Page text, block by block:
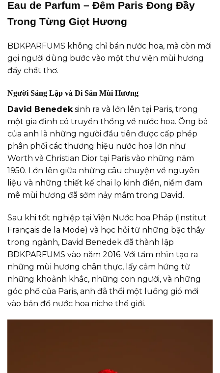
Eau de Parfum – Đêm Paris Đong Đầy
Trong Từng Giọt Hương
BDKPARFUMS không chỉ bán nước hoa, mà còn mời
gọi người dùng bước vào một thư viện mùi hương
đầy chất thơ.
Người Sáng Lập và Di Sản Mùi Hương
David Benedeksinh ra và lớn lên tại Paris, trong
một gia đình có truyền thống về nước hoa. Ông bà
của anh là những người đầu tiên được cấp phép
phân phối các thương hiệu nước hoa lớn như
Worth và Christian Dior tại Paris vào những năm
1950. Lớn lên giữa những câu chuyện về nguyên
liệu và những thiết kế chai lọ kinh điển, niềm đam
mê mùi hương đã sớm nảy mầm trong David.
Sau khi tốt nghiệp tại Viện Nước hoa Pháp (Institut
Français de la Mode) và học hỏi từ những bậc thầy
trong ngành, David Benedek đã thành lập
BDKPARFUMS vào năm 2016. Với tầm nhìn tạo ra
những mùi hương chân thực, lấy cảm hứng từ
những khoảnh khắc, những con người, và những
góc phố của Paris, anh đã thổi một luồng gió mới
vào bản đồ nước hoa niche thế giới.